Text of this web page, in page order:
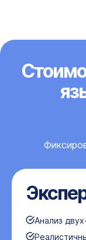
Анализ